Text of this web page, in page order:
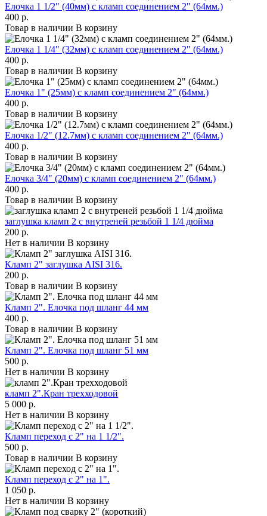
Елочка 1 1/2" (40мм) с кламп соединением 2" (64мм.)
400 р.
Товар в наличии В корзину
Елочка 1 1/4" (32мм) с кламп соединением 2" (64мм.)
400 р.
Товар в наличии В корзину
Елочка 1" (25мм) с кламп соединением 2" (64мм.)
400 р.
Товар в наличии В корзину
Елочка 1/2" (12.7мм) с кламп соединением 2" (64мм.)
400 р.
Товар в наличии В корзину
Елочка 3/4" (20мм) с кламп соединением 2" (64мм.)
400 р.
Товар в наличии В корзину
заглушка кламп 2 с внутреней резьбой 1 1/4 дюйма
200 р.
Нет в наличии В корзину
Кламп 2" заглушка AISI 316.
200 р.
Товар в наличии В корзину
Кламп 2". Елочка под шланг 44 мм
400 р.
Товар в наличии В корзину
Кламп 2". Елочка под шланг 51 мм
500 р.
Нет в наличии В корзину
кламп 2".Кран трехходовой
5 000 р.
Нет в наличии В корзину
Кламп переход с 2" на 1 1/2".
500 р.
Товар в наличии В корзину
Кламп переход с 2" на 1".
1 050 р.
Нет в наличии В корзину